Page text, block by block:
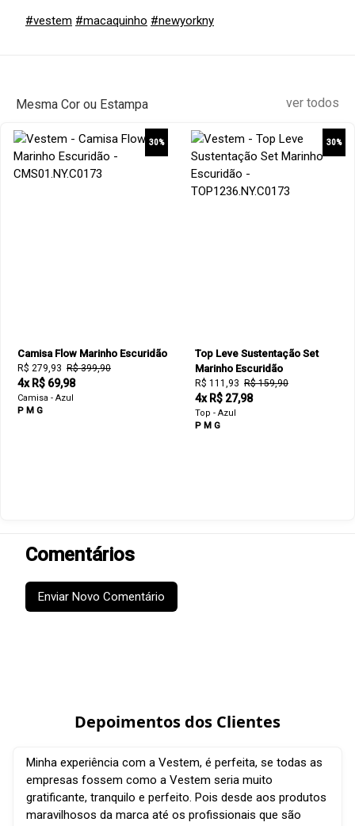
#vestem #macaquinho #newyorkny
Mesma Cor ou Estampa ver todos
30%
Camisa Flow Marinho Escuridão
R$ 279,93 R$ 399,90
4x R$ 69,98
Camisa - Azul
P M G
30%
Top Leve Sustentação Set
Marinho Escuridão
R$ 111,93 R$ 159,90
4x R$ 27,98
Top - Azul
P M G
Comentários
Enviar Novo Comentário
Depoimentos dos Clientes
Minha experiência com a Vestem, é perfeita, se todas as
empresas fossem como a Vestem seria muito
gratificante, tranquilo e perfeito. Pois desde aos produtos
maravilhosos da marca até os profissionais que são